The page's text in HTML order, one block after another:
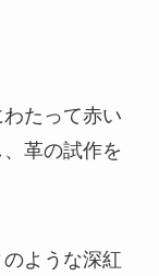
たって赤い
革の試作を
ような深紅